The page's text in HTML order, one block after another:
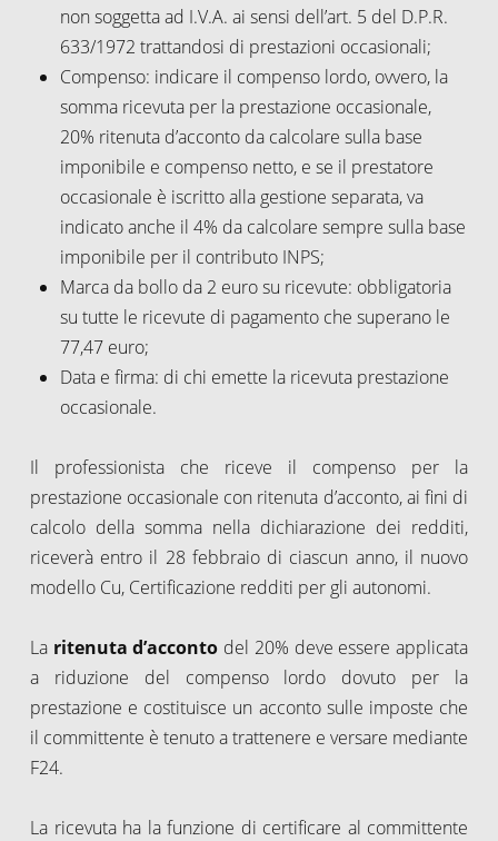
non soggetta ad I.V.A. ai sensi dell’art. 5 del D.P.R.
633/1972 trattandosi di prestazioni occasionali;
Compenso: indicare il compenso lordo, ovvero, la
somma ricevuta per la prestazione occasionale,
20% ritenuta d’acconto da calcolare sulla base
imponibile e compenso netto, e se il prestatore
occasionale è iscritto alla gestione separata, va
indicato anche il 4% da calcolare sempre sulla base
imponibile per il contributo INPS;
Marca da bollo da 2 euro su ricevute: obbligatoria
su tutte le ricevute di pagamento che superano le
77,47 euro;
Data e firma: di chi emette la ricevuta prestazione
occasionale.
Il professionista che riceve il compenso per la
prestazione occasionale con ritenuta d’acconto, ai fini di
calcolo della somma nella dichiarazione dei redditi,
riceverà entro il 28 febbraio di ciascun anno, il nuovo
modello Cu, Certificazione redditi per gli autonomi.
La ritenuta d’acconto del 20% deve essere applicata
a riduzione del compenso lordo dovuto per la
prestazione e costituisce un acconto sulle imposte che
il committente è tenuto a trattenere e versare mediante
F24.
La ricevuta ha la funzione di certificare al committente